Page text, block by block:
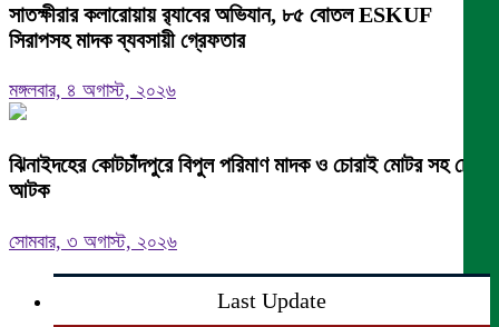
সাতক্ষীরার কলারোয়ায় র‍্যাবের অভিযান, ৮৫ বোতল ESKUF
সিরাপসহ মাদক ব্যবসায়ী গ্রেফতার
মঙ্গলবার, ৪ অগাস্ট, ২০২৬
ঝিনাইদহের কোটচাঁদপুরে বিপুল পরিমাণ মাদক ও চোরাই মোটর সহ চোর
আটক
সোমবার, ৩ অগাস্ট, ২০২৬
Last Update